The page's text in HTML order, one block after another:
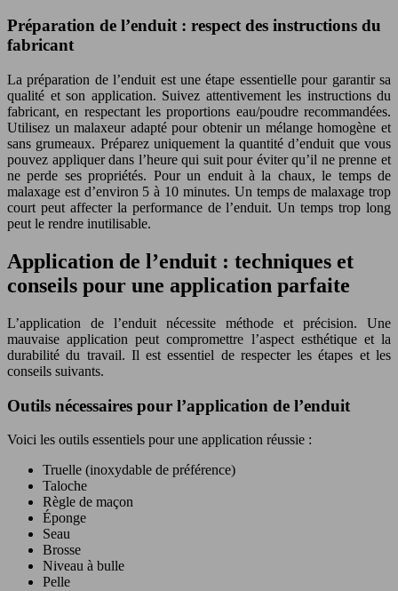
Préparation de l’enduit : respect des instructions du
fabricant
La préparation de l’enduit est une étape essentielle pour garantir sa
qualité et son application. Suivez attentivement les instructions du
fabricant, en respectant les proportions eau/poudre recommandées.
Utilisez un malaxeur adapté pour obtenir un mélange homogène et
sans grumeaux. Préparez uniquement la quantité d’enduit que vous
pouvez appliquer dans l’heure qui suit pour éviter qu’il ne prenne et
ne perde ses propriétés. Pour un enduit à la chaux, le temps de
malaxage est d’environ 5 à 10 minutes. Un temps de malaxage trop
court peut affecter la performance de l’enduit. Un temps trop long
peut le rendre inutilisable.
Application de l’enduit : techniques et
conseils pour une application parfaite
L’application de l’enduit nécessite méthode et précision. Une
mauvaise application peut compromettre l’aspect esthétique et la
durabilité du travail. Il est essentiel de respecter les étapes et les
conseils suivants.
Outils nécessaires pour l’application de l’enduit
Voici les outils essentiels pour une application réussie :
Truelle (inoxydable de préférence)
Taloche
Règle de maçon
Éponge
Seau
Brosse
Niveau à bulle
Pelle